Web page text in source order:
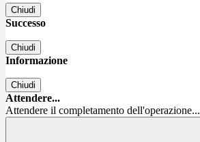
Chiudi
Successo
Chiudi
Informazione
Chiudi
Attendere...
Attendere il completamento dell'operazione...